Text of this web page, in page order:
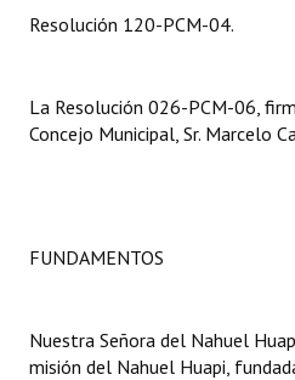
Proyectos Presentados
Actas de Sesión
NORMATIVA
Resolución 120-PCM-04.
La Resolución 026-PCM-06,
Concejo Municipal, Sr. Marcelo
FUNDAMENTOS
Nuestra Señora del Nahuel
misión del Nahuel Huapi,